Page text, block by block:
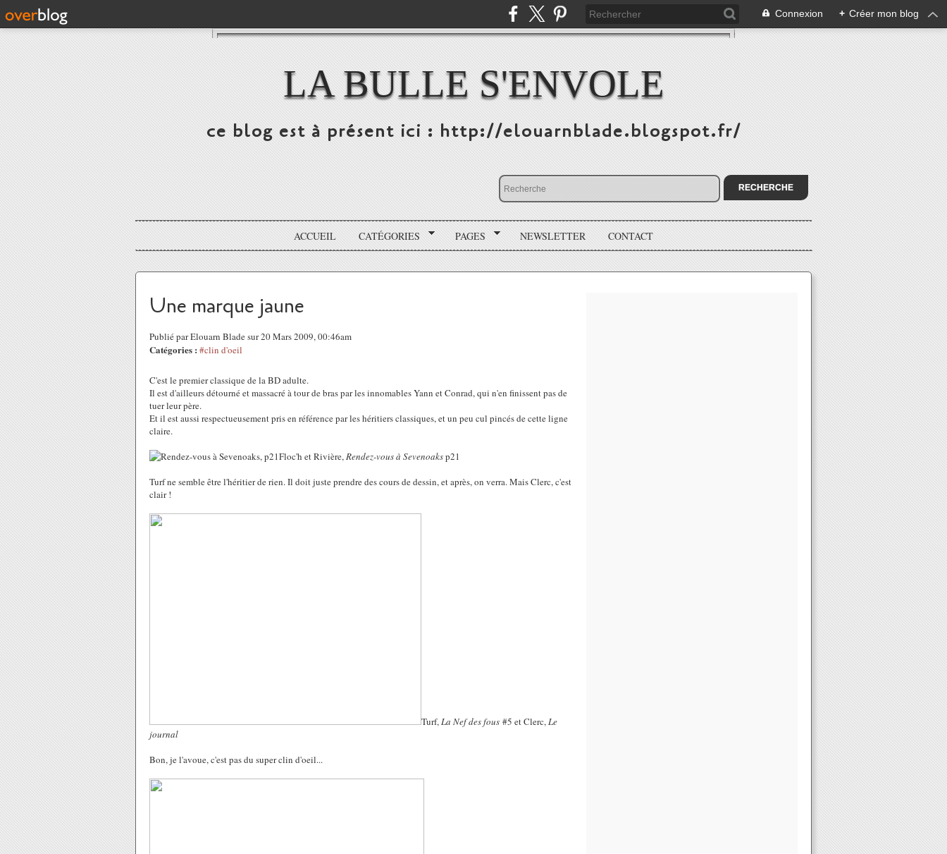
Connexion + Créer mon blog
LA BULLE S'ENVOLE
ce blog est à présent ici : http://elouarnblade.blogspot.fr/
ACCUEIL CATÉGORIES PAGES NEWSLETTER CONTACT
Une marque jaune
Publié par Elouarn Blade sur 20 Mars 2009, 00:46am
Catégories : #clin d'oeil
C'est le premier classique de la BD adulte.
Il est d'ailleurs détourné et massacré à tour de bras par les innomables Yann et Conrad, qui n'en finissent pas de
tuer leur père.
Et il est aussi respectueusement pris en référence par les héritiers classiques, et un peu cul pincés de cette ligne
claire.
Floc'h et Rivière,Rendez-vous à Sevenoaksp21
Turf ne semble être l'héritier de rien. Il doit juste prendre des cours de dessin, et après, on verra. Mais Clerc, c'est
clair !
Turf,La Nef des fous #5 et Clerc,Le
journal
Bon, je l'avoue, c'est pas du super clin d'oeil...